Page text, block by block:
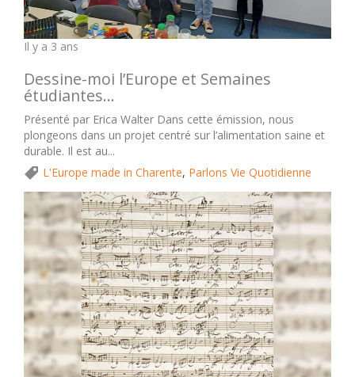
Il y a 3 ans
Dessine-moi l’Europe et Semaines
étudiantes…
Présenté par Erica Walter Dans cette émission, nous
plongeons dans un projet centré sur l’alimentation saine et
durable. Il est au...
L'Europe made in Charente, Parlons Vie Quotidienne